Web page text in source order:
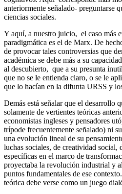
anteriormente señalado- preguntarse
ciencias sociales.
Y aquí, a nuestro juicio, el caso más
paradigmática es el de Marx. De
de provocar tales controversias que
académica se debe más a su
al descubierto, que a su presunta
que no se le entienda claro, o se le
que lo hacían en la difunta URSS y
Demás está señalar que el desarrollo
solamente de vertientes teóricas
economistas ingleses y pensadores
trípode frecuentemente señalado) ni
una evolución lineal de su
luchas sociales, de creatividad social,
específicas en el marco de
proyectaba la revolución industrial y
puntos fundamentales de ese
teórica debe verse como un juego